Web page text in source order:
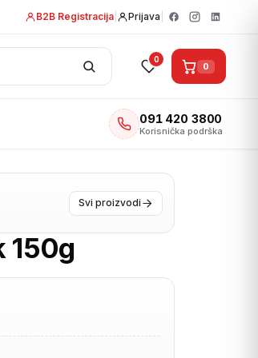
B2B Registracija Prijava
0
0
091 420 3800
Korisnička podrška
Svi proizvodi
150g